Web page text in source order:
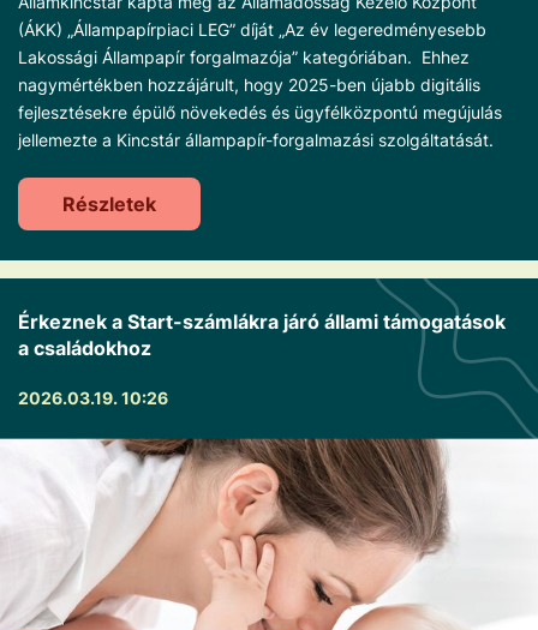
(ÁKK) „Állampapírpiaci LEG” díját „Az év legeredményesebb
Lakossági Állampapír forgalmazója” kategóriában. Ehhez
nagymértékben hozzájárult, hogy 2025-ben újabb digitális
fejlesztésekre épülő növekedés és ügyfélközpontú megújulás
jellemezte a Kincstár állampapír-forgalmazási szolgáltatását.
Részletek
Érkeznek a Start-számlákra járó állami támogatások
a családokhoz
2026.03.19. 10:26